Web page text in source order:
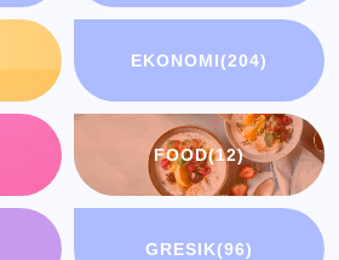
EKONOMI(204)
FOOD(12)
GRESIK(96)